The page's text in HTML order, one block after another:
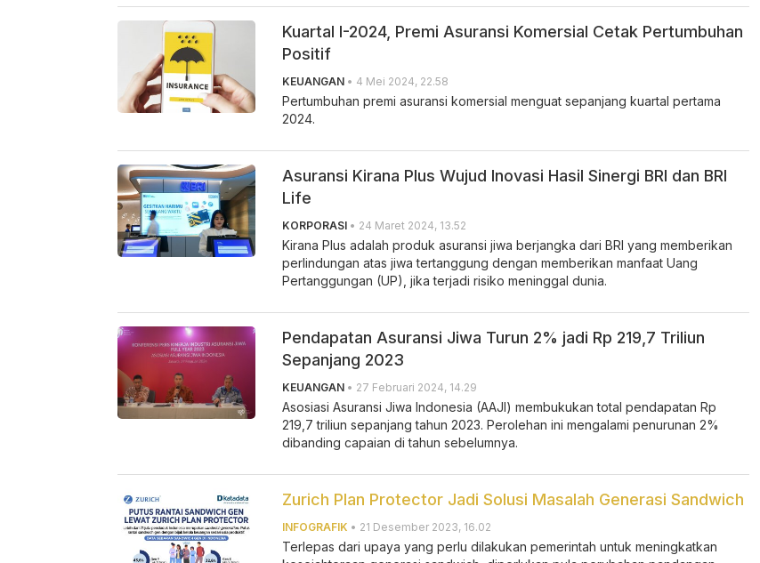
Kuartal I-2024, Premi Asuransi Komersial Cetak Pertumbuhan
Positif
KEUANGAN • 4 Mei 2024, 22.58
Pertumbuhan premi asuransi komersial menguat sepanjang kuartal pertama
2024.
Asuransi Kirana Plus Wujud Inovasi Hasil Sinergi BRI dan BRI
Life
KORPORASI • 24 Maret 2024, 13.52
Kirana Plus adalah produk asuransi jiwa berjangka dari BRI yang memberikan
perlindungan atas jiwa tertanggung dengan memberikan manfaat Uang
Pertanggungan (UP), jika terjadi risiko meninggal dunia.
Pendapatan Asuransi Jiwa Turun 2% jadi Rp 219,7 Triliun
Sepanjang 2023
KEUANGAN • 27 Februari 2024, 14.29
Asosiasi Asuransi Jiwa Indonesia (AAJI) membukukan total pendapatan Rp
219,7 triliun sepanjang tahun 2023. Perolehan ini mengalami penurunan 2%
dibanding capaian di tahun sebelumnya.
Zurich Plan Protector Jadi Solusi Masalah Generasi Sandwich
INFOGRAFIK • 21 Desember 2023, 16.02
Terlepas dari upaya yang perlu dilakukan pemerintah untuk meningkatkan